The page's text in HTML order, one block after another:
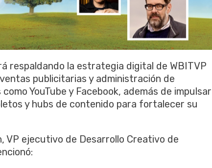
respaldando la estrategia digital de WBITVP
publicitarias y administración de
YouTube y Facebook, además de impulsar
y hubs de contenido para fortalecer su
VP ejecutivo de Desarrollo Creativo de